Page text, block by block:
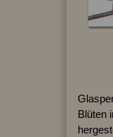
Blüten